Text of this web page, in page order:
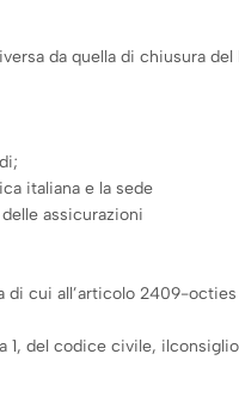
da quella di chiusura del
italiana e la sede
assicurazioni
di cui all’articolo 2409-
1, del codice civile,